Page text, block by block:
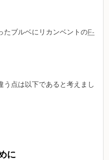
たブルベにリカンベントのF-
う点は以下であると考えまし
に